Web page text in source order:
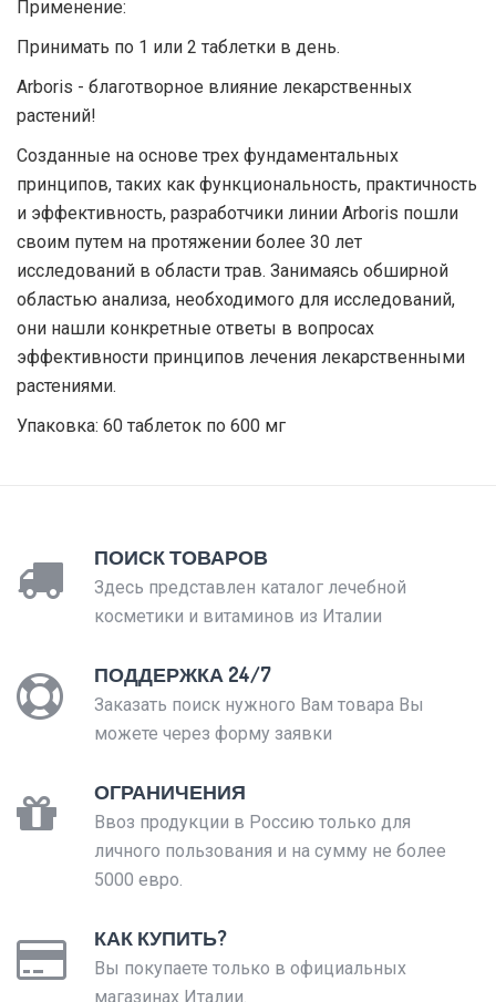
Применение:
Принимать по 1 или 2 таблетки в день.
Arboris - благотворное влияние лекарственных
растений!
Созданные на основе трех фундаментальных
принципов, таких как функциональность, практичность
и эффективность, разработчики линии Arboris пошли
своим путем на протяжении более 30 лет
исследований в области трав. Занимаясь обширной
областью анализа, необходимого для исследований,
они нашли конкретные ответы в вопросах
эффективности принципов лечения лекарственными
растениями.
Упаковка: 60 таблеток по 600 мг
ПОИСК ТОВАРОВ
Здесь представлен каталог лечебной
косметики и витаминов из Италии
ПОДДЕРЖКА 24/7
Заказать поиск нужного Вам товара Вы
можете через форму заявки
ОГРАНИЧЕНИЯ
Ввоз продукции в Россию только для
личного пользования и на сумму не более
5000 евро.
КАК КУПИТЬ?
Вы покупаете только в официальных
магазинах Италии.